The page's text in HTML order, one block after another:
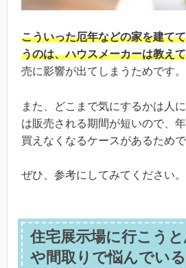
こういった厄年などの家を建て
うのは、ハウスメーカーは教え
売に影響が出てしまうためです。
また、どこまで気にするかは人
は販売される期間が短いので、
買えなくなるケースがあるためで
ぜひ、参考にしてみてください。
住宅展示場に行こう
や間取りで悩んでい